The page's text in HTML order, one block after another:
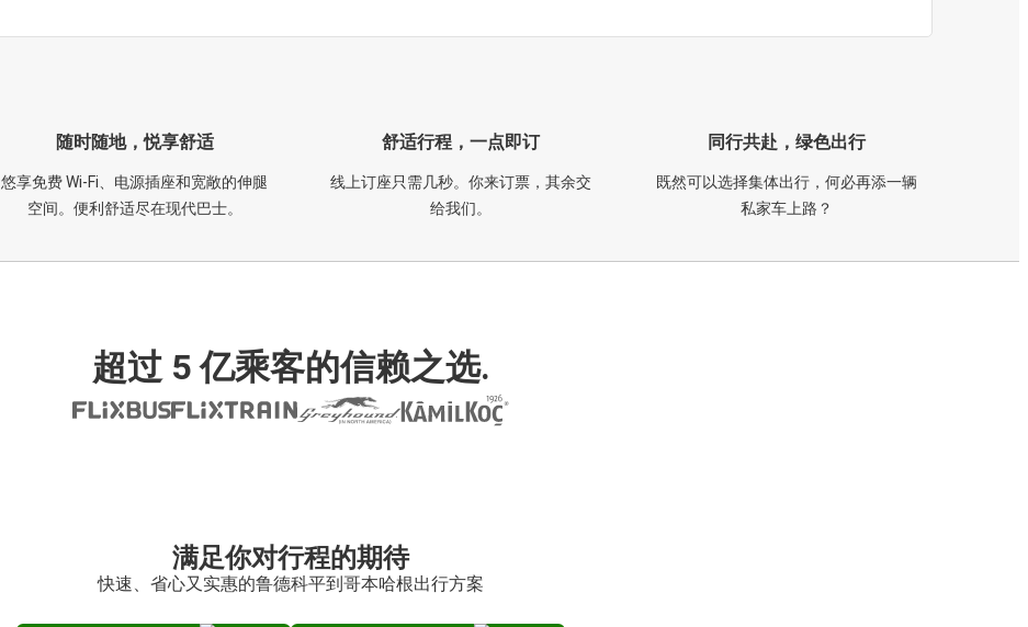
随时随地，悦享舒适
悠享免费 Wi-Fi、电源插座和宽敞的伸腿
空间。便利舒适尽在现代巴士。
舒适行程，一点即订
线上订座只需几秒。你来订票，其余交
给我们。
同行共赴，绿色出行
既然可以选择集体出行，何必再添一辆
私家车上路？
超过 5 亿乘客的信赖之选.
满足你对行程的期待
快速、省心又实惠的鲁德科平到哥本哈根出行方案